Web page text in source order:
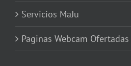
Servicios MaJu
Paginas Webcam Ofertadas